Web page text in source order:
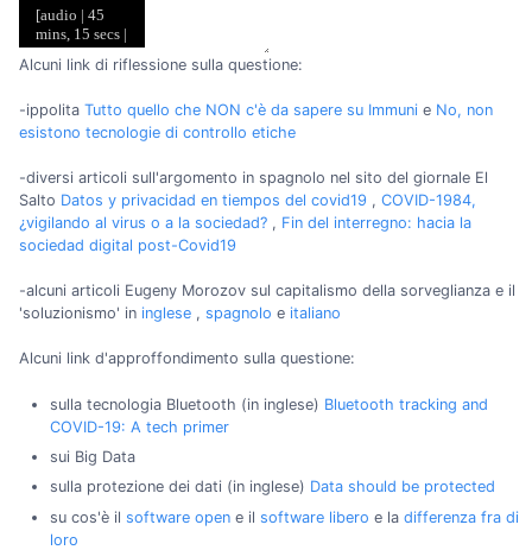
Alcuni link di riflessione sulla questione:
-ippolita Tutto quello che NON c'è da sapere su Immuni e No, non
esistono tecnologie di controllo etiche
-diversi articoli sull'argomento in spagnolo nel sito del giornale El
Salto Datos y privacidad en tiempos del covid19 , COVID-1984,
¿vigilando al virus o a la sociedad? , Fin del interregno: hacia la
sociedad digital post-Covid19
-alcuni articoli Eugeny Morozov sul capitalismo della sorveglianza e il
'soluzionismo' in inglese , spagnolo e italiano
Alcuni link d'approffondimento sulla questione:
sulla tecnologia Bluetooth (in inglese) Bluetooth tracking and
COVID-19: A tech primer
sui Big Data
sulla protezione dei dati (in inglese) Data should be protected
su cos'è il software opene il software libero e ladifferenza fra di
loro